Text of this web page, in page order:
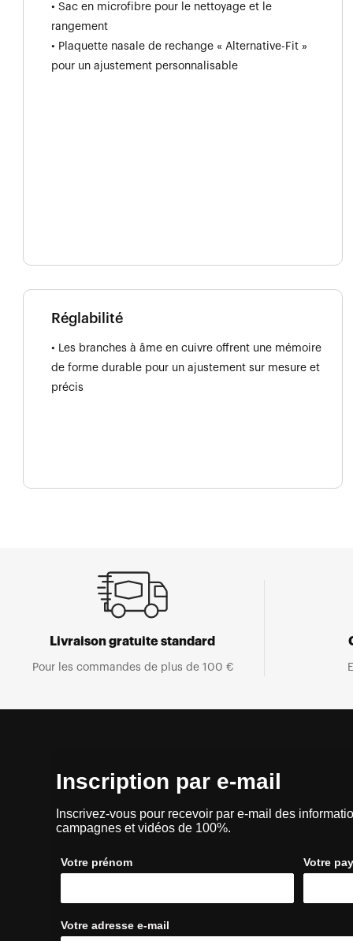
• Sac en microfibre pour le nettoyage et le
rangement
• Plaquette nasale de rechange « Alternative-Fit »
pour un ajustement personnalisable
Réglabilité
• Les branches à âme en cuivre offrent une mémoire
de forme durable pour un ajustement sur mesure et
précis
Livraison gratuite standard
Pour les commandes de plus de 100 €
Inscription par e-mail
Inscrivez-vous pour recevoir par e-mail des
campagnes et vidéos de 100%.
Votre prénom Votre
Votre adresse e-mail